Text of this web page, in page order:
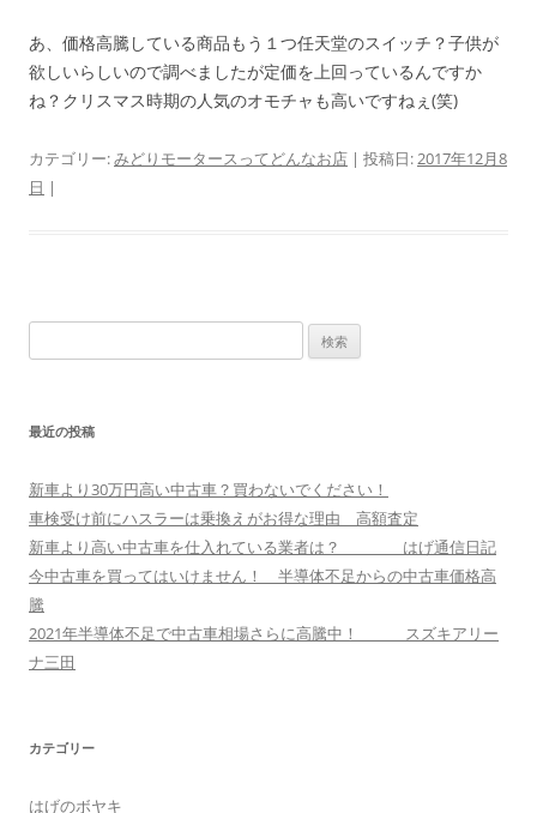
あ、価格高騰している商品もう１つ任天堂のスイッチ？子供が
欲しいらしいので調べましたが定価を上回っているんですか
ね？クリスマス時期の人気のオモチャも高いですねぇ(笑)
カテゴリー:みどりモータースってどんなお店 | 投稿日:2017年12月8
日 |
索:
最近の投稿
新車より30万円高い中古車？買わないでください！
車検受け前にハスラーは乗換えがお得な理由 高額査定
新車より高い中古車を仕入れている業者は？ はげ通信日記
今中古車を買ってはいけません！ 半導体不足からの中古車価格高
騰
2021年半導体不足で中古車相場さらに高騰中！ スズキアリー
ナ三田
カテゴリー
はげのボヤキ